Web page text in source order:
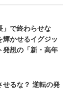
」で終わらせな
輝かせるイグジッ
発想の「新・高年
せるな？ 逆転の発